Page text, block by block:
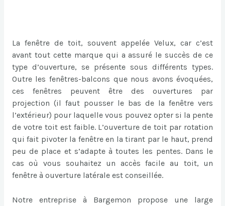
La fenêtre de toit, souvent appelée Velux, car c’est
avant tout cette marque qui a assuré le succès de ce
type d’ouverture, se présente sous différents types.
Outre les fenêtres-balcons que nous avons évoquées,
ces fenêtres peuvent être des ouvertures par
projection (il faut pousser le bas de la fenêtre vers
l’extérieur) pour laquelle vous pouvez opter si la pente
de votre toit est faible. L’ouverture de toit par rotation
qui fait pivoter la fenêtre en la tirant par le haut, prend
peu de place et s’adapte à toutes les pentes. Dans le
cas où vous souhaitez un accès facile au toit, un
fenêtre à ouverture latérale est conseillée.
Notre entreprise à Bargemon propose une large